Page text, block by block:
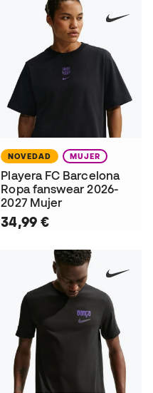
NOVEDAD MUJER
Playera FC Barcelona
Ropa fanswear 2026-
2027 Mujer
34,99 €